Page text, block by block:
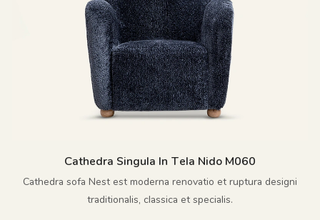
Cathedra Singula In Tela Nido M060
Cathedra sofa Nest est moderna renovatio et ruptura designi
traditionalis, classica et specialis.